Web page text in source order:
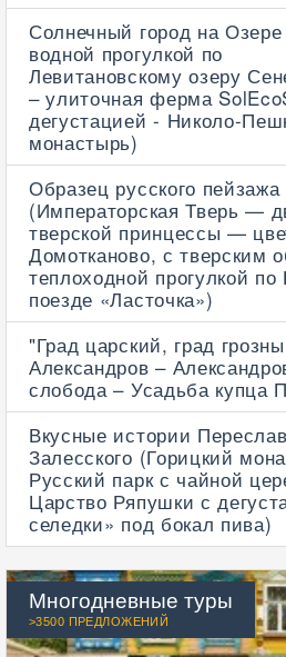
Солнечный город на
водной прогулкой по
Левитановскому озеру
– улиточная ферма
дегустацией - Николо-
монастырь)
Образец русского пейзажа
(Императорская Тверь —
тверской принцессы —
Домотканово, с тверским
теплоходной прогулкой
поезде «Ласточка»)
"Град царский, град
Александров –
слобода – Усадьба купца
Вкусные истории
Залесского (Горицкий
Русский парк с чайной
Царство Ряпушки с
селедки» под бокал пива)
Многодневные туры
>3500 ПРЕДЛОЖЕНИЙ